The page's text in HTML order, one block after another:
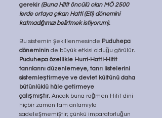
gerekir (Buna Hitit öncülü olan MÖ 2500
lerde ortaya çıkan Hatti (Eti) dönemini
katmadığımızı belirtmek istiyorum).
Bu sistemin şekillenmesinde Puduhepa
döneminin de büyük etkisi olduğu görülür.
Puduhepa özellikle Hurri-Hatti-Hitit
tanrılarını düzenlemeye, tanrı listelerini
sistemleştirmeye ve devlet kültünü daha
bütünlüklü hâle getirmeye
çalışmıştır. Ancak buna rağmen Hitit dini
hiçbir zaman tam anlamıyla
sadeleşmemiştir; çünkü imparatorluğun